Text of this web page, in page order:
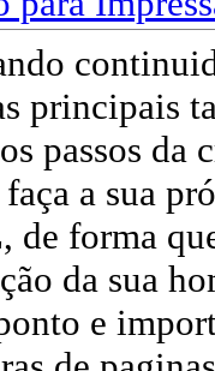
principais
passos da
faça a sua
de forma
da sua
e